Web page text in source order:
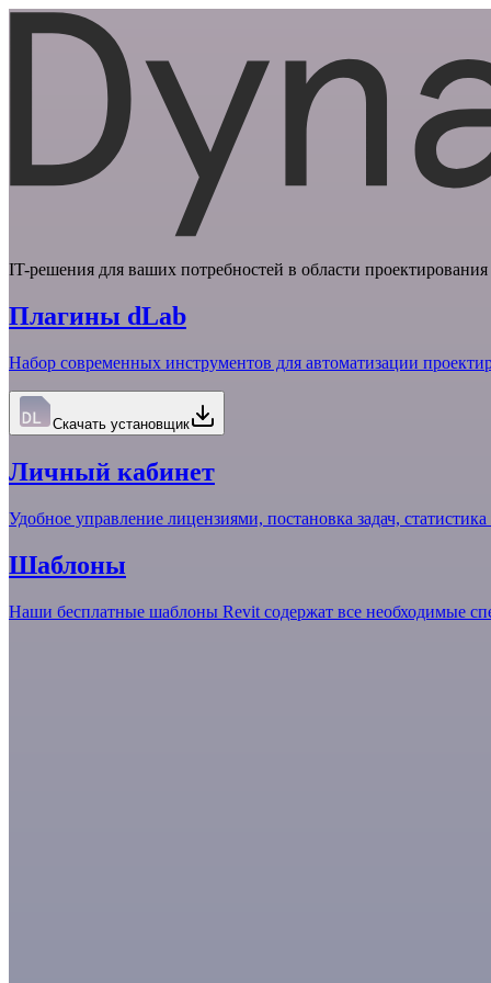
IT-решения для ваших потребностей в области проектирования
Плагины dLab
Набор современных инструментов для автоматизации
Скачать установщик
Личный кабинет
Удобное управление лицензиями, постановка задач,
Шаблоны
Наши бесплатные шаблоны Revit содержат все необходимые